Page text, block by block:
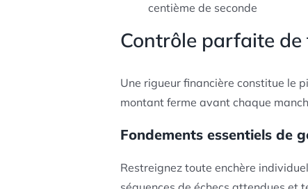
centième de seconde
Contrôle parfaite
Une rigueur financière constitue le
montant ferme avant chaque
Fondements essentiels de
Restreignez toute enchère